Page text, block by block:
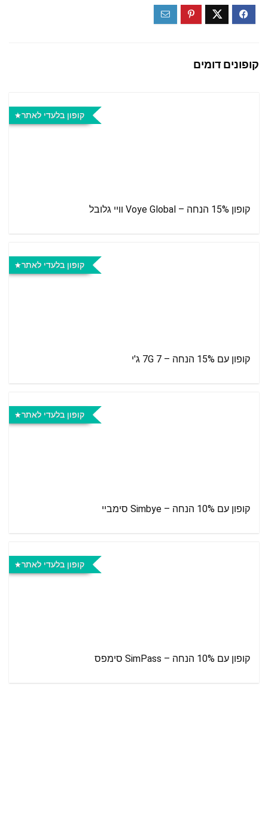
קופונים דומים
קופון בלעדי לאתר
קופון 15% הנחה – Voye Global וויי גלובל
קופון בלעדי לאתר
קופון עם 15% הנחה – 7G 7 ג'י
קופון בלעדי לאתר
קופון עם 10% הנחה – Simbye סימביי
קופון בלעדי לאתר
קופון עם 10% הנחה – SimPass סימפס